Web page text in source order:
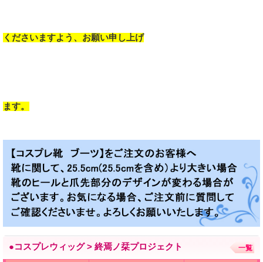
くださいますよう、お願い申し上げ
ます。
●コスプレウィッグ > 終焉ノ栞プロジェクト 一覧